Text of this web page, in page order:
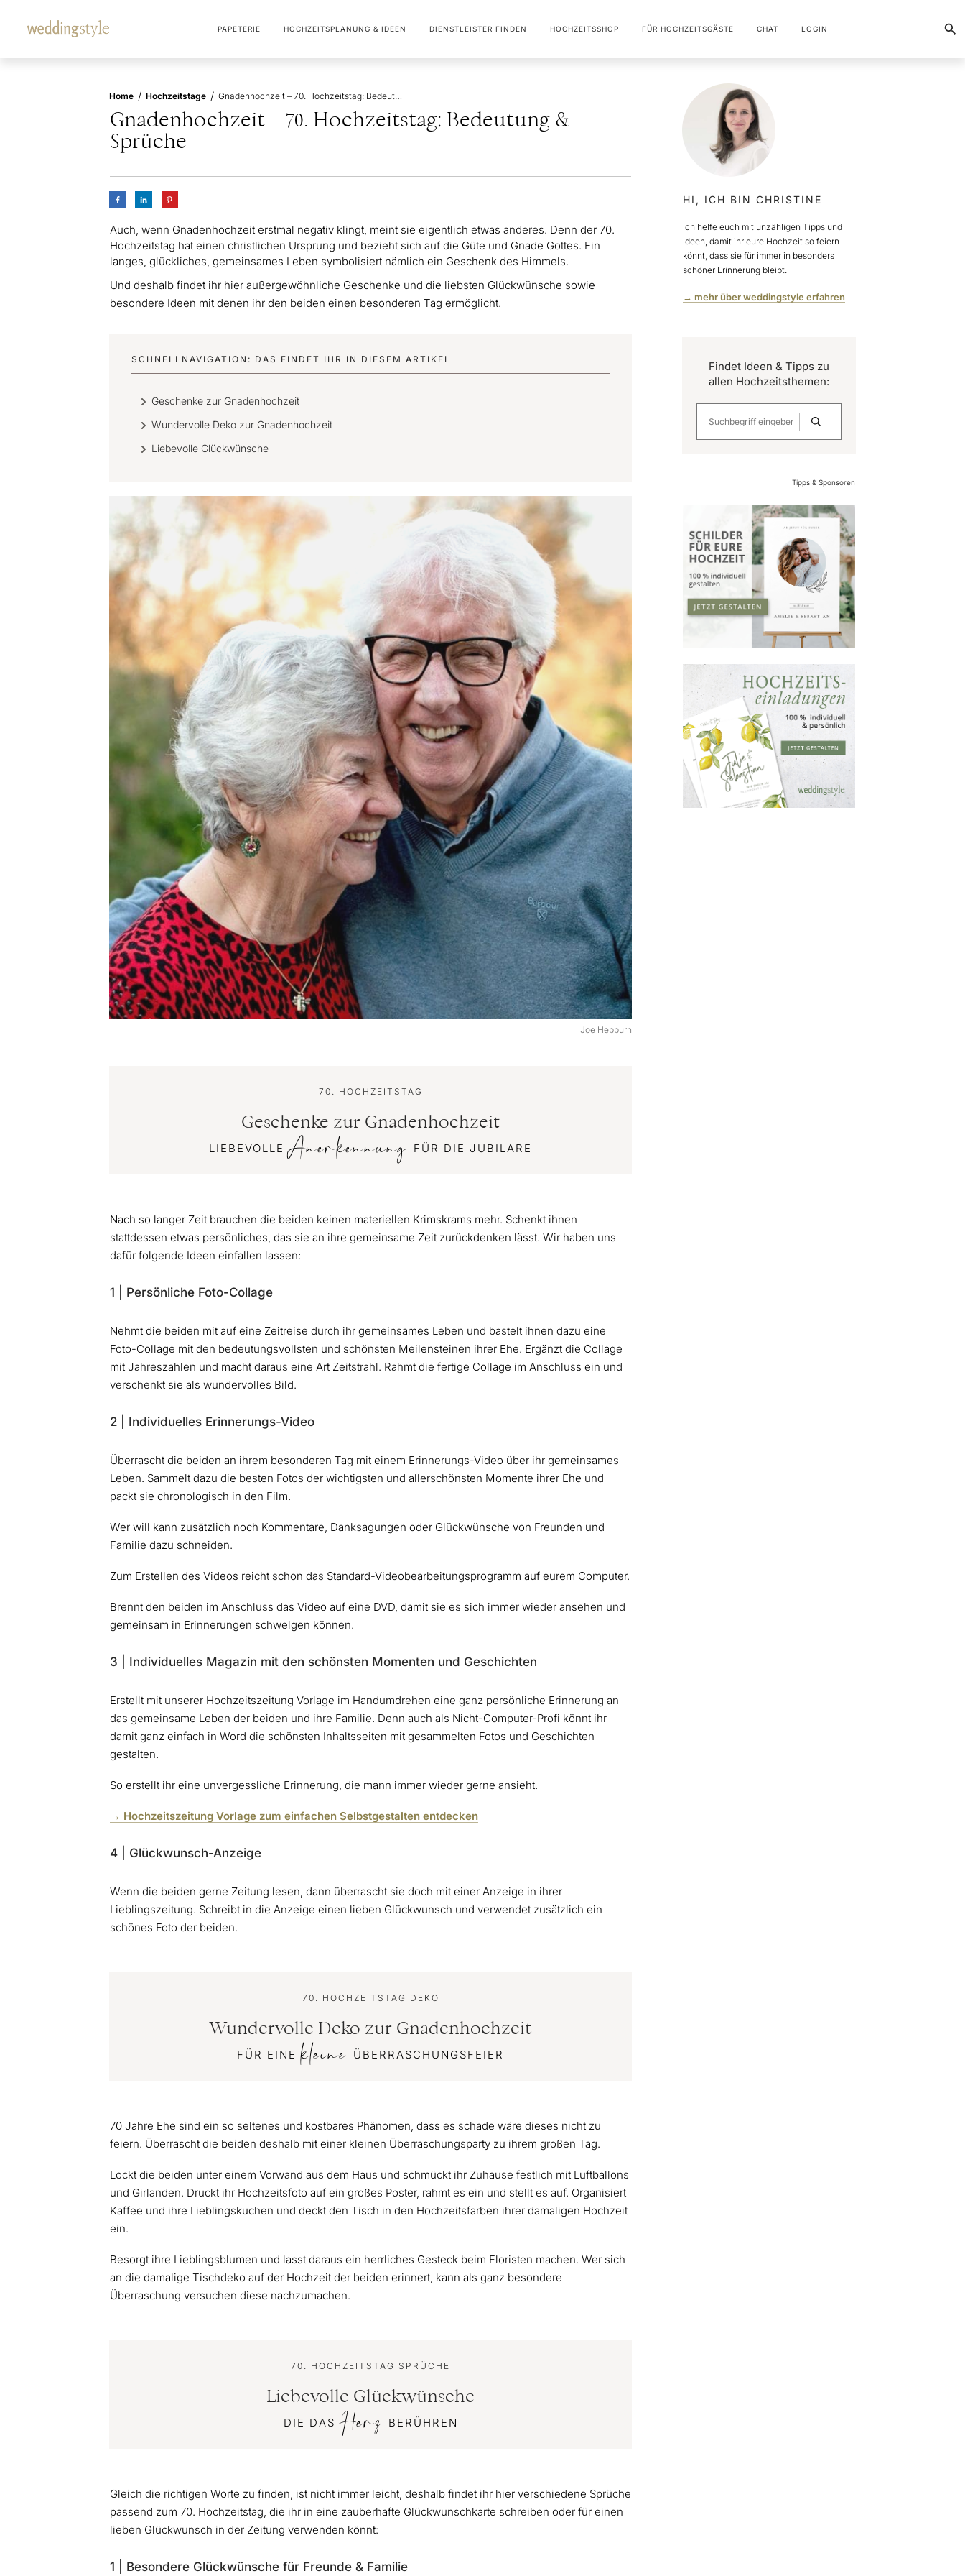
PAPETERIE HOCHZEITSPLANUNG & IDEEN DIENSTLEISTER FINDEN HOCHZEITSSHOP FÜR HOCHZEITSGÄSTE CHAT LOGIN
Home / Hochzeitstage / Gnadenhochzeit – 70. Hochzeitstag: Bedeutung & Sprüche
Gnadenhochzeit – 70. Hochzeitstag: Bedeutung &
Sprüche
Auch, wenn Gnadenhochzeit erstmal negativ klingt, meint sie eigentlich etwas anderes. Denn der 70.
Hochzeitstag hat einen christlichen Ursprung und bezieht sich auf die Güte und Gnade Gottes. Ein
langes, glückliches, gemeinsames Leben symbolisiert nämlich ein Geschenk des Himmels.
Und deshalb findet ihr hier außergewöhnliche Geschenke und die liebsten Glückwünsche sowie
besondere Ideen mit denen ihr den beiden einen besonderen Tag ermöglicht.
SCHNELLNAVIGATION: DAS FINDET IHR IN DIESEM ARTIKEL
Geschenke zur Gnadenhochzeit
Wundervolle Deko zur Gnadenhochzeit
Liebevolle Glückwünsche
Joe Hepburn
70. HOCHZEITSTAG
Geschenke zur Gnadenhochzeit
LIEBEVOLLEAnerkennung FÜR DIE JUBILARE
Nach so langer Zeit brauchen die beiden keinen materiellen Krimskrams mehr. Schenkt ihnen
stattdessen etwas persönliches, das sie an ihre gemeinsame Zeit zurückdenken lässt. Wir haben uns
dafür folgende Ideen einfallen lassen:
1 | Persönliche Foto-Collage
Nehmt die beiden mit auf eine Zeitreise durch ihr gemeinsames Leben und bastelt ihnen dazu eine
Foto-Collage mit den bedeutungsvollsten und schönsten Meilensteinen ihrer Ehe. Ergänzt die Collage
mit Jahreszahlen und macht daraus eine Art Zeitstrahl. Rahmt die fertige Collage im Anschluss ein und
verschenkt sie als wundervolles Bild.
2 | Individuelles Erinnerungs-Video
Überrascht die beiden an ihrem besonderen Tag mit einem Erinnerungs-Video über ihr gemeinsames
Leben. Sammelt dazu die besten Fotos der wichtigsten und allerschönsten Momente ihrer Ehe und
packt sie chronologisch in den Film.
Wer will kann zusätzlich noch Kommentare, Danksagungen oder Glückwünsche von Freunden und
Familie dazu schneiden.
Zum Erstellen des Videos reicht schon das Standard-Videobearbeitungsprogramm auf eurem Computer.
Brennt den beiden im Anschluss das Video auf eine DVD, damit sie es sich immer wieder ansehen und
gemeinsam in Erinnerungen schwelgen können.
3 | Individuelles Magazin mit den schönsten Momenten und Geschichten
Erstellt mit unserer Hochzeitszeitung Vorlage im Handumdrehen eine ganz persönliche Erinnerung an
das gemeinsame Leben der beiden und ihre Familie. Denn auch als Nicht-Computer-Profi könnt ihr
damit ganz einfach in Word die schönsten Inhaltsseiten mit gesammelten Fotos und Geschichten
gestalten.
So erstellt ihr eine unvergessliche Erinnerung, die mann immer wieder gerne ansieht.
→ Hochzeitszeitung Vorlage zum einfachen Selbstgestalten entdecken
4 | Glückwunsch-Anzeige
Wenn die beiden gerne Zeitung lesen, dann überrascht sie doch mit einer Anzeige in ihrer
Lieblingszeitung. Schreibt in die Anzeige einen lieben Glückwunsch und verwendet zusätzlich ein
schönes Foto der beiden.
70. HOCHZEITSTAG DEKO
Wundervolle Deko zur Gnadenhochzeit
FÜR EINEkleine ÜBERRASCHUNGSFEIER
70 Jahre Ehe sind ein so seltenes und kostbares Phänomen, dass es schade wäre dieses nicht zu
feiern. Überrascht die beiden deshalb mit einer kleinen Überraschungsparty zu ihrem großen Tag.
Lockt die beiden unter einem Vorwand aus dem Haus und schmückt ihr Zuhause festlich mit Luftballons
und Girlanden. Druckt ihr Hochzeitsfoto auf ein großes Poster, rahmt es ein und stellt es auf. Organisiert
Kaffee und ihre Lieblingskuchen und deckt den Tisch in den Hochzeitsfarben ihrer damaligen Hochzeit
ein.
Besorgt ihre Lieblingsblumen und lasst daraus ein herrliches Gesteck beim Floristen machen. Wer sich
an die damalige Tischdeko auf der Hochzeit der beiden erinnert, kann als ganz besondere
Überraschung versuchen diese nachzumachen.
70. HOCHZEITSTAG SPRÜCHE
Liebevolle Glückwünsche
DIE DASHerz BERÜHREN
Gleich die richtigen Worte zu finden, ist nicht immer leicht, deshalb findet ihr hier verschiedene Sprüche
passend zum 70. Hochzeitstag, die ihr in eine zauberhafte Glückwunschkarte schreiben oder für einen
lieben Glückwunsch in der Zeitung verwenden könnt:
1 | Besondere Glückwünsche für Freunde & Familie
HI, ICH BIN CHRISTINE
Ich helfe euch mit unzähligen Tipps und
Ideen, damit ihr eure Hochzeit so feiern
könnt, dass sie für immer in besonders
schöner Erinnerung bleibt.
→ mehr über weddingstyle erfahren
Findet Ideen & Tipps zu
allen Hochzeitsthemen:
Tipps & Sponsoren